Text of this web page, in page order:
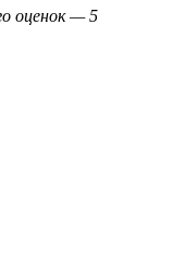
оценок — 5